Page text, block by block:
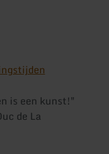
is een kunst!"
de La